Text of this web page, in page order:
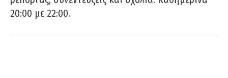
20:00 με 22:00.